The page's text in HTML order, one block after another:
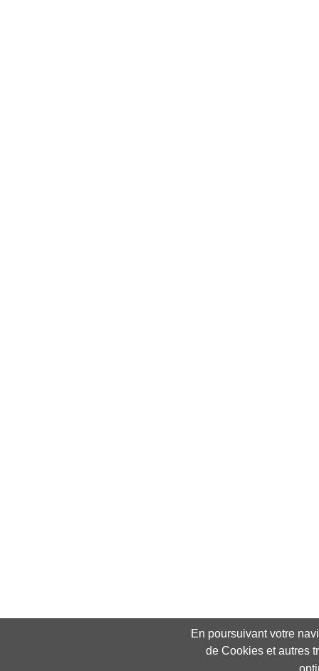
En poursuivant votre
de Cookies et autres